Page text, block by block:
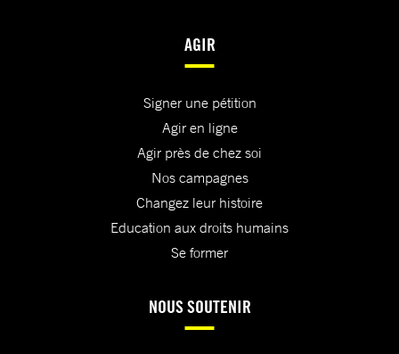
AGIR
Signer une pétition
Agir en ligne
Agir près de chez soi
Nos campagnes
Changez leur histoire
Education aux droits humains
Se former
NOUS SOUTENIR